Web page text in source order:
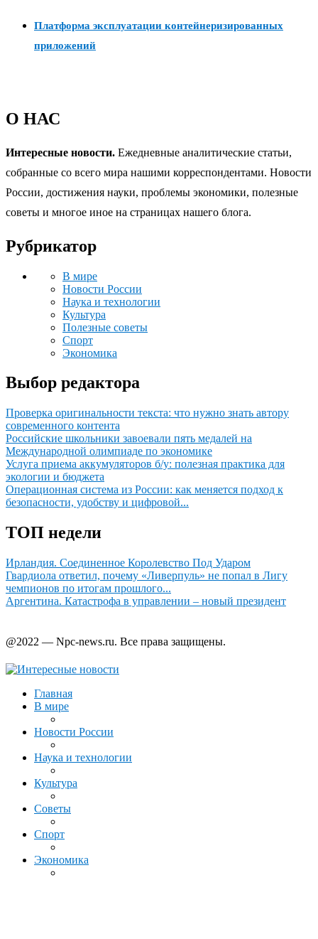
Платформа эксплуатации контейнеризированных
приложений
О НАС
Интересные новости. Ежедневные аналитические статьи,
собранные со всего мира нашими корреспондентами. Новости
России, достижения науки, проблемы экономики, полезные
советы и многое иное на страницах нашего блога.
Рубрикатор
В мире
Новости России
Наука и технологии
Культура
Полезные советы
Спорт
Экономика
Выбор редактора
Проверка оригинальности текста: что нужно знать автору
современного контента
Российские школьники завоевали пять медалей на
Международной олимпиаде по экономике
Услуга приема аккумуляторов б/у: полезная практика для
экологии и бюджета
Операционная система из России: как меняется подход к
безопасности, удобству и цифровой...
ТОП недели
Ирландия. Соединенное Королевство Под Ударом
Гвардиола ответил, почему «Ливерпуль» не попал в Лигу
чемпионов по итогам прошлого...
Аргентина. Катастрофа в управлении – новый президент
@2022 — Npc-news.ru. Все права защищены.
Главная
В мире
Новости России
Наука и технологии
Культура
Советы
Спорт
Экономика